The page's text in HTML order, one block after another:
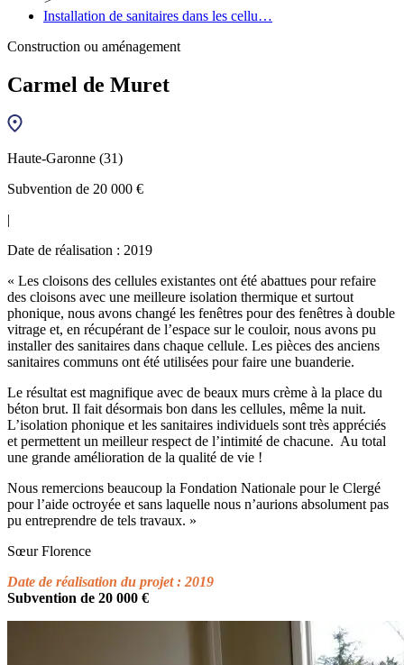
Installation de sanitaires dans les cellu…
Construction ou aménagement
Carmel de Muret
Haute-Garonne (31)
Subvention de 20 000 €
Date de réalisation : 2019
« Les cloisons des cellules existantes ont été abattues pour refaire
des cloisons avec une meilleure isolation thermique et surtout
phonique, nous avons changé les fenêtres pour des fenêtres à double
vitrage et, en récupérant de l’espace sur le couloir, nous avons pu
installer des sanitaires dans chaque cellule. Les pièces des anciens
sanitaires communs ont été utilisées pour faire une buanderie.
Le résultat est magnifique avec de beaux murs crème à la place du
béton brut. Il fait désormais bon dans les cellules, même la nuit.
L’isolation phonique et les sanitaires individuels sont très appréciés
et permettent un meilleur respect de l’intimité de chacune. Au total
une grande amélioration de la qualité de vie !
Nous remercions beaucoup la Fondation Nationale pour le Clergé
pour l’aide octroyée et sans laquelle nous n’aurions absolument pas
pu entreprendre de tels travaux. »
Sœur Florence
Date de réalisation du projet : 2019
Subvention de 20 000 €